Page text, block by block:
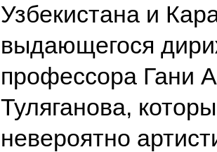
Узбекистана и
выдающегося
профессора Гани
Туляганова,
невероятно